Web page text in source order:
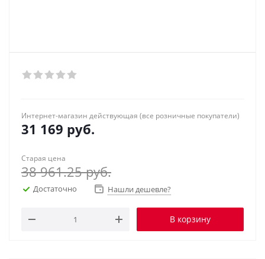
Интернет-магазин действующая (все розничные покупатели)
31 169 руб.
Старая цена
38 961.25руб.
Достаточно Нашли дешевле?
В корзину